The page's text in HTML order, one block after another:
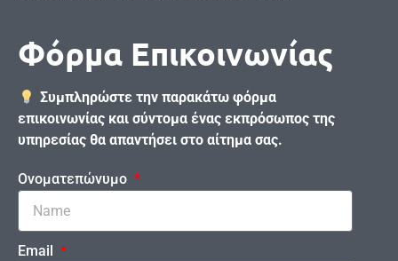
Φόρμα Επικοινωνίας
Συμπληρώστε την παρακάτω φόρμα
επικοινωνίας και σύντομα ένας εκπρόσωπος της
υπηρεσίας θα απαντήσει στο αίτημα σας.
Ονοματεπώνυμο
Email